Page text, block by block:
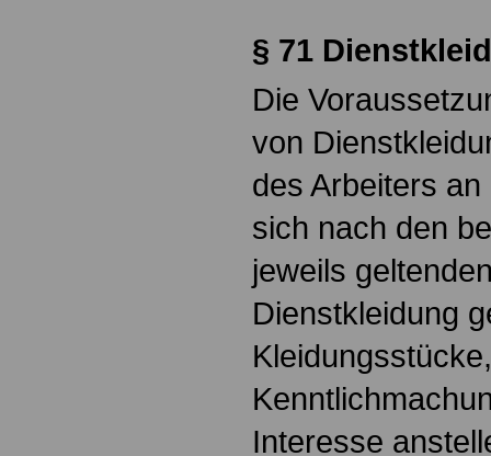
§ 71
Die
von
des Arbeiters
sich nach den
jeweils
Dienstkleidung
Interesse